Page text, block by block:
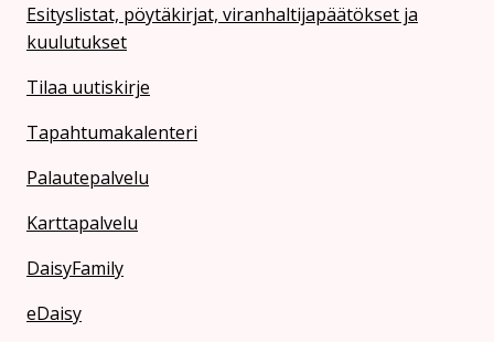
Esityslistat, pöytäkirjat, viranhaltijapäätökset ja
kuulutukset
Tilaa uutiskirje
Tapahtumakalenteri
Palautepalvelu
Karttapalvelu
DaisyFamily
eDaisy